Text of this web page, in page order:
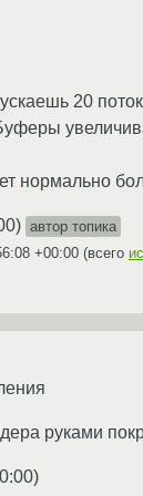
20
нормально
) автор топика
+00:00 (всего
руками
)